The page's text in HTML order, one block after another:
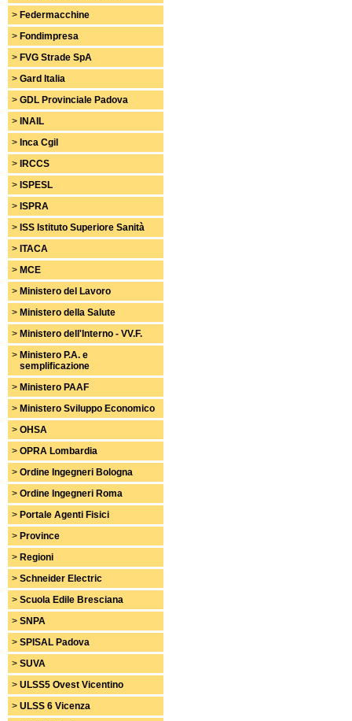
> Federmacchine
> Fondimpresa
> FVG Strade SpA
> Gard Italia
> GDL Provinciale Padova
> INAIL
> Inca Cgil
> IRCCS
> ISPESL
> ISPRA
> ISS Istituto Superiore Sanità
> ITACA
> MCE
> Ministero del Lavoro
> Ministero della Salute
> Ministero dell'Interno - VV.F.
> Ministero P.A. e
semplificazione
> Ministero PAAF
> Ministero Sviluppo Economico
> OHSA
> OPRA Lombardia
> Ordine Ingegneri Bologna
> Ordine Ingegneri Roma
> Portale Agenti Fisici
> Province
> Regioni
> Schneider Electric
> Scuola Edile Bresciana
> SNPA
> SPISAL Padova
> SUVA
> ULSS5 Ovest Vicentino
> ULSS 6 Vicenza